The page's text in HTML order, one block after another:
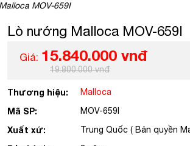
MOV-659I
Lò nướng Malloca MOV-659I
Giá: 15.840.000 vnđ
19.800.000 vnđ
Thương hiệu: Malloca
Mã SP: MOV-659I
Xuất xứ: Trung Quốc ( Bản quyền